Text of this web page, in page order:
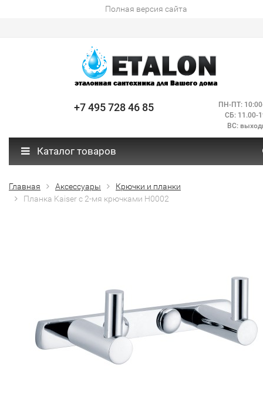
Полная версия сайта
+7 495 728 46 85
ПН-ПТ:
СБ: 11.00-
ВС:
Каталог товаров
Главная Аксессуары
Крючки и планки
Планка Kaiser с 2-мя крючками H0002